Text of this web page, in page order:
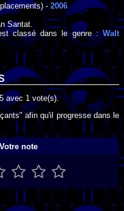
- 2006
Santat
classé dans le genre :Walt
5avec 1 vote(s).
afin qu'il progresse dans le
Votre note